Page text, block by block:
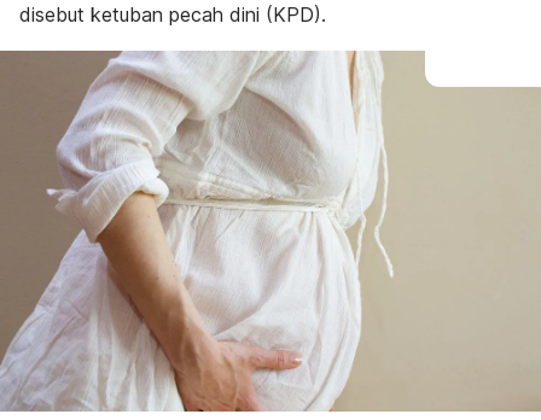
Pencegahan
disebut ketuban pecah dini (KPD).